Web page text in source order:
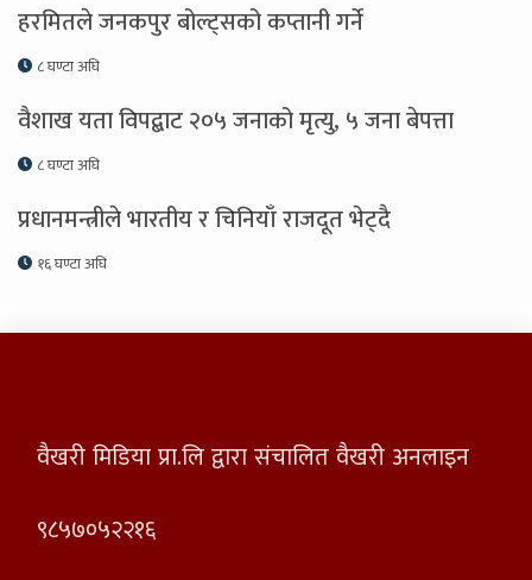
हरमितले जनकपुर बोल्ट्सको कप्तानी गर्ने
८ घण्टा अघि
वैशाख यता विपद्बाट २०५ जनाको मृत्यु, ५ जना बेपत्ता
८ घण्टा अघि
प्रधानमन्त्रीले भारतीय र चिनियाँ राजदूत भेट्दै
१६ घण्टा अघि
वैखरी मिडिया प्रा.लि द्वारा संचालित वैखरी अनलाइन
९८५७०५२२१६